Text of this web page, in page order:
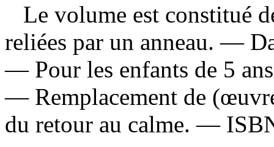
Le volume est constitué
reliées par un anneau. —
— Pour les enfants de 5
— Remplacement de
du retour au calme. —